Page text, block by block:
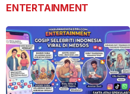
ENTERTAINMENT